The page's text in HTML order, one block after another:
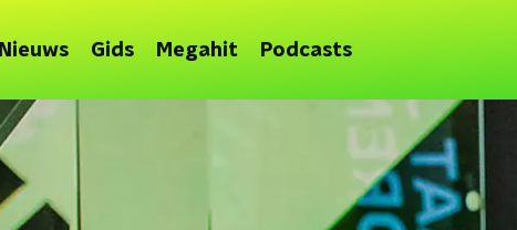
Nieuws Gids Megahit Podcasts